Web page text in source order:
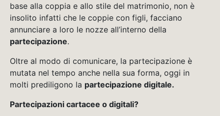
base alla coppia e allo stile del matrimonio, non è
insolito infatti che le coppie con figli, facciano
annunciare a loro le nozze all’interno della
partecipazione.
Oltre al modo di comunicare, la partecipazione è
mutata nel tempo anche nella sua forma, oggi in
molti prediligono la partecipazione digitale.
Partecipazioni cartacee o digitali?